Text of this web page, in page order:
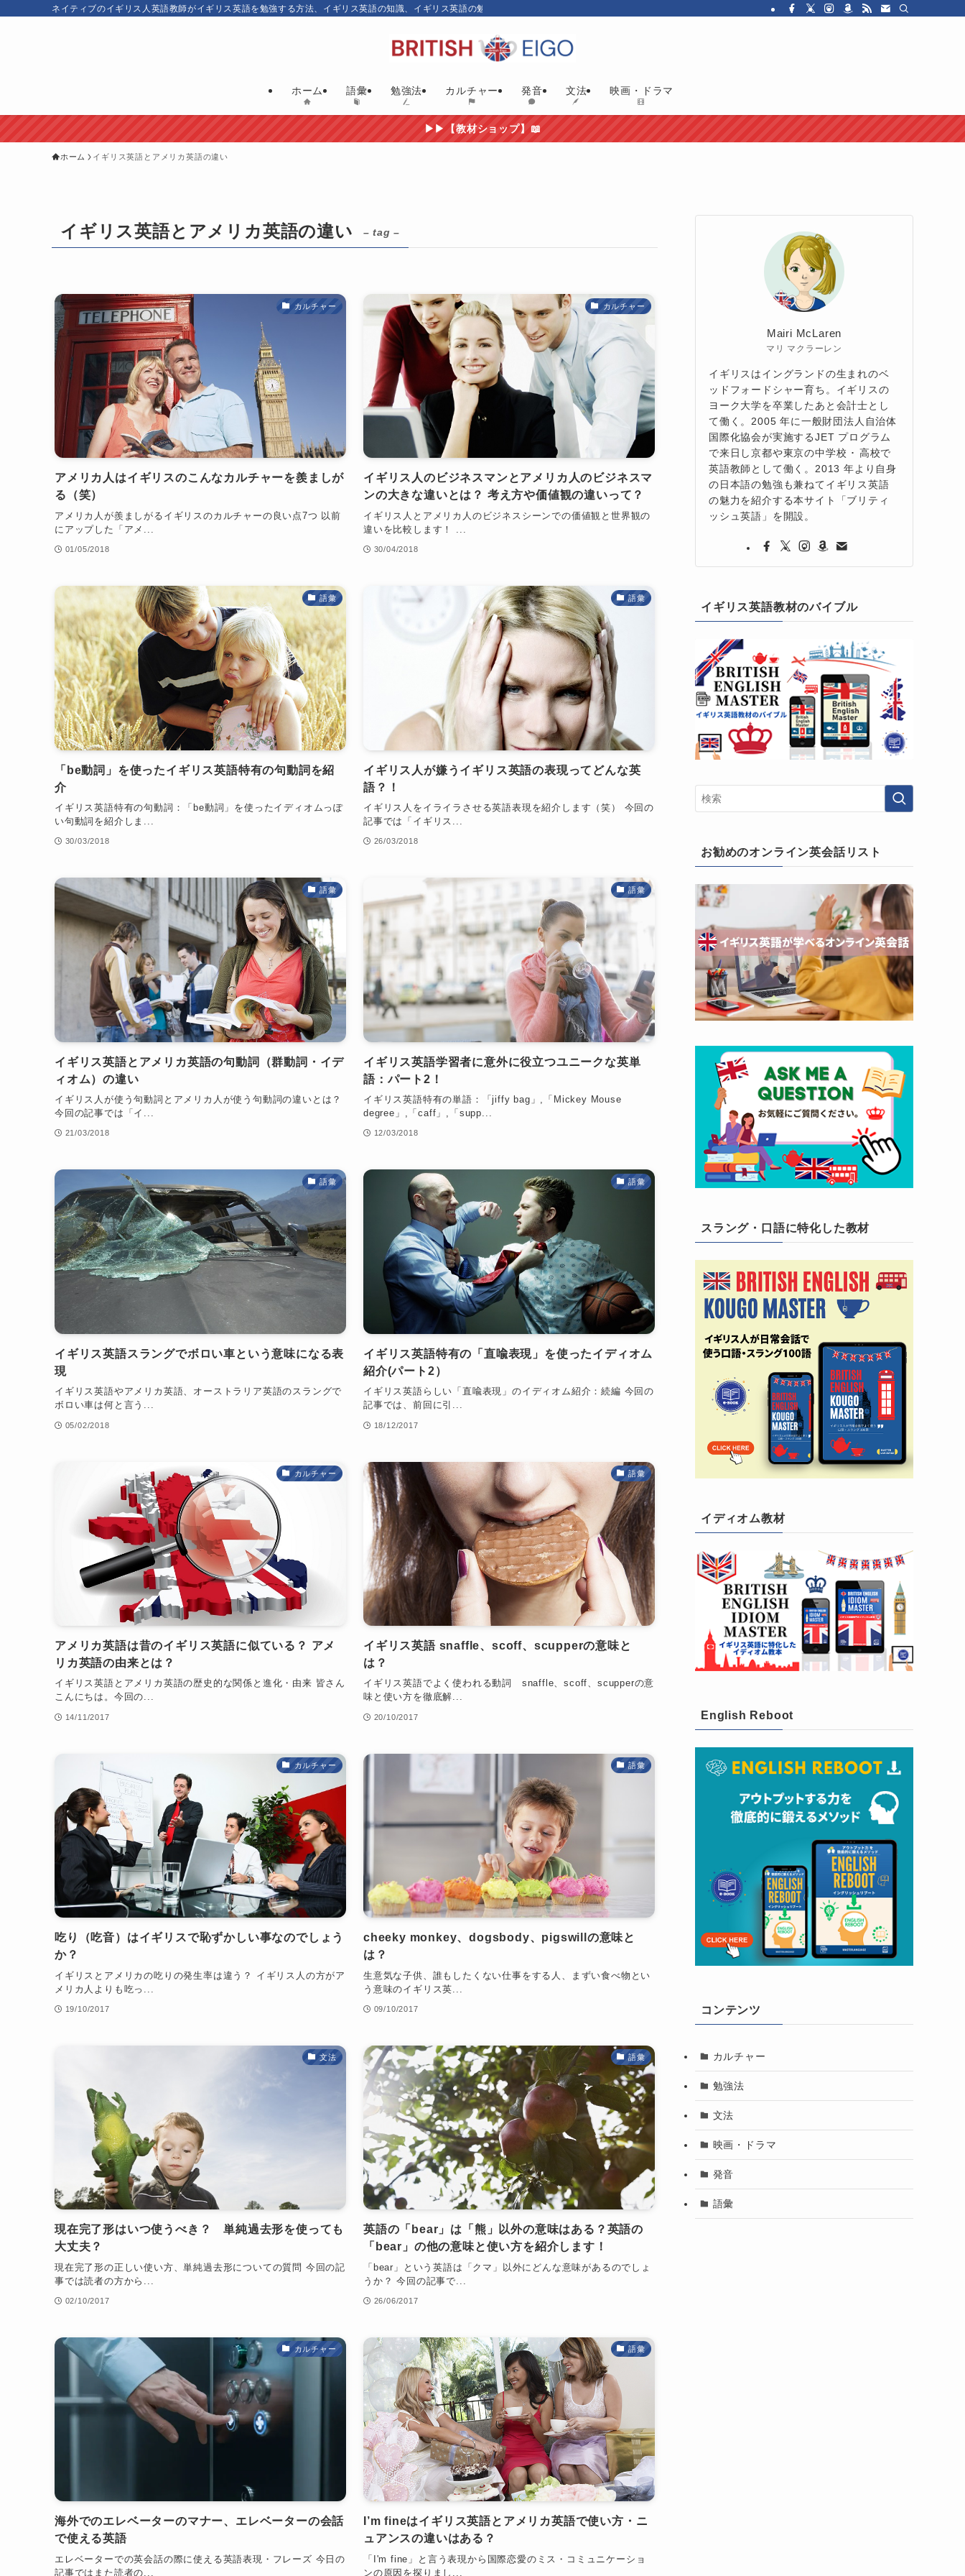
ネイティブのイギリス人英語教師がイギリス英語を勉強する方法、イギリス英語の知識、イギリス英語の勉強にお勧めの英語教材やイギリス映画・ドラマを紹介しています。イギリス人の性格や国民性、イギリスのカルチャ
ホーム 語彙 勉強法 カルチャー 発音 文法 映画・ドラマ
▶▶【教材ショップ】📖
ホーム イギリス英語とアメリカ英語の違い
イギリス英語とアメリカ英語の違い – tag –
カルチャー
アメリカ人はイギリスのこんなカルチャーを羨ましが
る（笑）
アメリカ人が羨ましがるイギリスのカルチャーの良い点7つ 以前
にアップした「アメ...
01/05/2018
カルチャー
イギリス人のビジネスマンとアメリカ人のビジネスマ
ンの大きな違いとは？ 考え方や価値観の違いって？
イギリス人とアメリカ人のビジネスシーンでの価値観と世界観の
違いを比較します！ ...
30/04/2018
語彙
「be動詞」を使ったイギリス英語特有の句動詞を紹
介
イギリス英語特有の句動詞：「be動詞」を使ったイディオムっぽ
い句動詞を紹介しま...
30/03/2018
語彙
イギリス人が嫌うイギリス英語の表現ってどんな英
語？！
イギリス人をイライラさせる英語表現を紹介します（笑） 今回の
記事では「イギリス...
26/03/2018
語彙
イギリス英語とアメリカ英語の句動詞（群動詞・イデ
ィオム）の違い
イギリス人が使う句動詞とアメリカ人が使う句動詞の違いとは？
今回の記事では「イ...
21/03/2018
語彙
イギリス英語学習者に意外に役立つユニークな英単
語：パート2！
イギリス英語特有の単語：「jiffy bag」,「Mickey Mouse
degree」,「caff」,「supp...
12/03/2018
語彙
イギリス英語スラングでボロい車という意味になる表
現
イギリス英語やアメリカ英語、オーストラリア英語のスラングで
ボロい車は何と言う...
05/02/2018
語彙
イギリス英語特有の「直喩表現」を使ったイディオム
紹介(パート2）
イギリス英語らしい「直喩表現」のイディオム紹介：続編 今回の
記事では、前回に引...
18/12/2017
カルチャー
アメリカ英語は昔のイギリス英語に似ている？ アメ
リカ英語の由来とは？
イギリス英語とアメリカ英語の歴史的な関係と進化・由来 皆さん
こんにちは。今回の...
14/11/2017
語彙
イギリス英語 snaffle、scoff、scupperの意味と
は？
イギリス英語でよく使われる動詞 snaffle、scoff、scupperの意
味と使い方を徹底解...
20/10/2017
カルチャー
吃り（吃音）はイギリスで恥ずかしい事なのでしょう
か？
イギリスとアメリカの吃りの発生率は違う？ イギリス人の方がア
メリカ人よりも吃っ...
19/10/2017
語彙
cheeky monkey、dogsbody、pigswillの意味と
は？
生意気な子供、誰もしたくない仕事をする人、まずい食べ物とい
う意味のイギリス英...
09/10/2017
文法
現在完了形はいつ使うべき？ 単純過去形を使っても
大丈夫？
現在完了形の正しい使い方、単純過去形についての質問 今回の記
事では読者の方から...
02/10/2017
語彙
英語の「bear」は「熊」以外の意味はある？英語の
「bear」の他の意味と使い方を紹介します！
「bear」という英語は「クマ」以外にどんな意味があるのでしょ
うか？ 今回の記事で...
26/06/2017
カルチャー
海外でのエレベーターのマナー、エレベーターの会話
で使える英語
エレベーターでの英会話の際に使える英語表現・フレーズ 今日の
記事ではまた読者の...
語彙
I’m fineはイギリス英語とアメリカ英語で使い方・ニ
ュアンスの違いはある？
「I'm fine」と言う表現から国際恋愛のミス・コミュニケーショ
ンの原因を探りまし...
Mairi McLaren
マリ マクラーレン
イギリスはイングランドの生まれのベ
ッドフォードシャー育ち。イギリスの
ヨーク大学を卒業したあと会計士とし
て働く。2005 年に一般財団法人自治体
国際化協会が実施するJET プログラム
で来日し京都や東京の中学校 ･ 高校で
英語教師として働く。2013 年より自身
の日本語の勉強も兼ねてイギリス英語
の魅力を紹介する本サイト「ブリティ
ッシュ英語」を開設。
イギリス英語教材のバイブル
お勧めのオンライン英会話リスト
スラング・口語に特化した教材
イディオム教材
English Reboot
コンテンツ
カルチャー
勉強法
文法
映画・ドラマ
発音
語彙